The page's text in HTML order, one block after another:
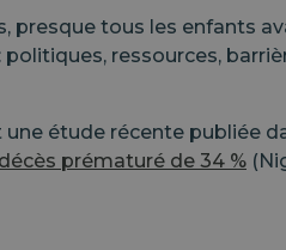
tous les enfants
ressources,
étude récente publiée
prématuré de 34 %